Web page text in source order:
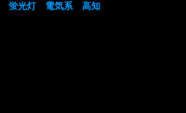
蛍光灯 電気系 高知